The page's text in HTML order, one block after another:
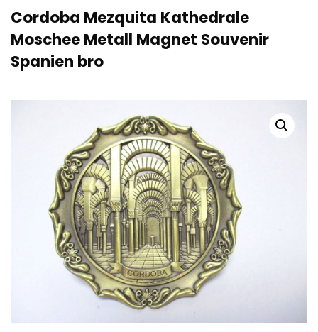
Cordoba Mezquita Kathedrale
Moschee Metall Magnet Souvenir
Spanien bro